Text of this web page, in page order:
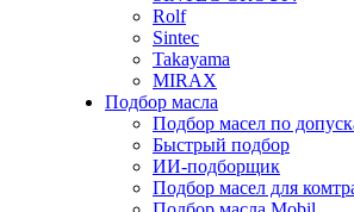
Rolf
Sintec
Takayama
MIRAX
Подбор масла
Подбор масел по
Быстрый подбор
ИИ-подборщик
Подбор масел для